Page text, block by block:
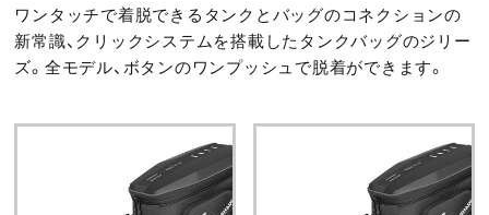
ワンタッチで着脱できるタンクとバッグのコネクションの
新常識、クリックシステムを搭載したタンクバッグのジリー
ズ。全モデル、ボタンのワンプッシュで脱着ができます。